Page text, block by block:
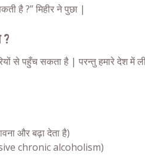
है ?” मिहीर ने पुछा |
से पहुँच सकता है | परन्तु हमारे देश में
और बढ़ा देता है)
chronic alcoholism)